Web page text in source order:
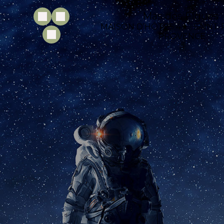
Mas des Figues
MAISON D’HÔTES 4★ ·
PROVENCE